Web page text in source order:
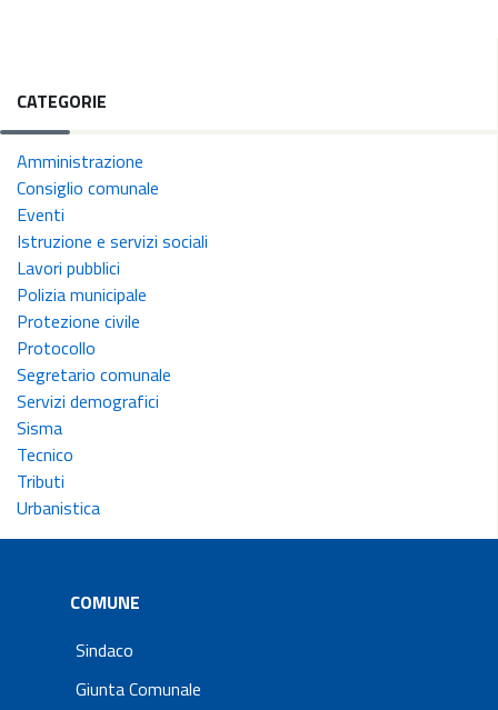
CATEGORIE
Amministrazione
Consiglio comunale
Eventi
Istruzione e servizi sociali
Lavori pubblici
Polizia municipale
Protezione civile
Protocollo
Segretario comunale
Servizi demografici
Sisma
Tecnico
Tributi
Urbanistica
COMUNE
Sindaco
Giunta Comunale